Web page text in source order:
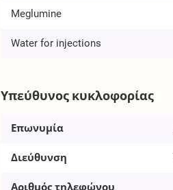
Meglumine
Water for injections
Υπεύθυνος κυκλοφορίας
Επωνυμία
Διεύθυνση
Αριθμός τηλεφώνου